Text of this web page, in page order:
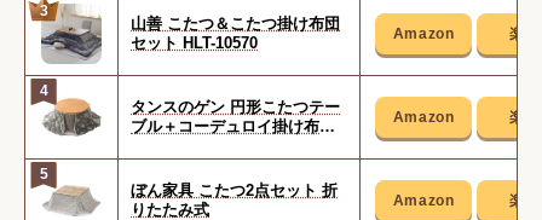
3
山善 こたつ＆こたつ掛け布団
セット HLT-10570
4
タンスのゲン 円形こたつテー
ブル＋コーデュロイ掛け布団
5
ぼん家具 こたつ2点セット 折
りたたみ式